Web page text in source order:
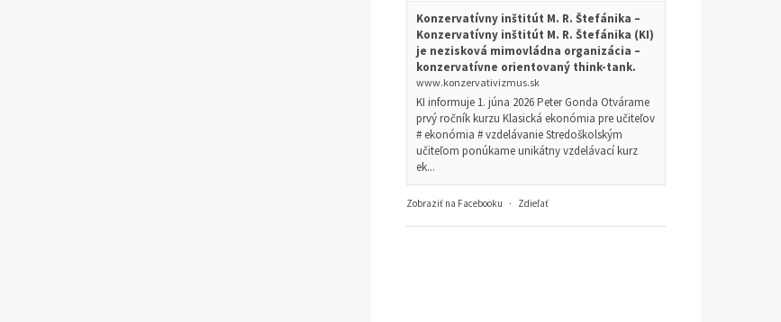
Konzervatívny inštitút M. R. Štefánika –
Konzervatívny inštitút M. R. Štefánika (KI)
je nezisková mimovládna organizácia –
konzervatívne orientovaný think-tank.
www.konzervativizmus.sk
KI informuje 1. júna 2026 Peter Gonda Otvárame
prvý ročník kurzu Klasická ekonómia pre učiteľov
# ekonómia # vzdelávanie Stredoškolským
učiteľom ponúkame unikátny vzdelávací kurz
ek...
Zobraziť na Facebooku · Zdieľať